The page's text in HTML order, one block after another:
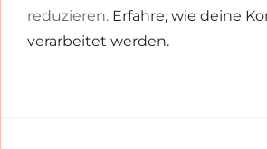
reduzieren. Erfahre, wie deine
verarbeitet werden.